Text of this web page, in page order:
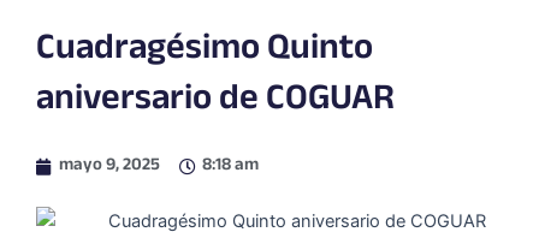
Cuadragésimo Quinto
aniversario de COGUAR
mayo 9, 2025 8:18 am